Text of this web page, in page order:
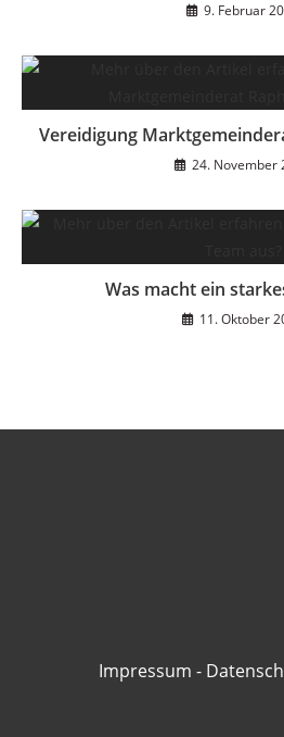
9. Februar
Vereidigung
24. November
Was macht ein
11. Oktober
Impressum -